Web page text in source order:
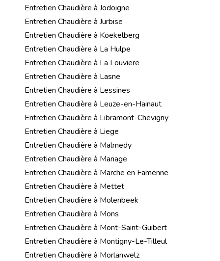
Entretien Chaudière à Jodoigne
Entretien Chaudière à Jurbise
Entretien Chaudière à Koekelberg
Entretien Chaudière à La Hulpe
Entretien Chaudière à La Louviere
Entretien Chaudière à Lasne
Entretien Chaudière à Lessines
Entretien Chaudière à Leuze-en-Hainaut
Entretien Chaudière à Libramont-Chevigny
Entretien Chaudière à Liege
Entretien Chaudière à Malmedy
Entretien Chaudière à Manage
Entretien Chaudière à Marche en Famenne
Entretien Chaudière à Mettet
Entretien Chaudière à Molenbeek
Entretien Chaudière à Mons
Entretien Chaudière à Mont-Saint-Guibert
Entretien Chaudière à Montigny-Le-Tilleul
Entretien Chaudière à Morlanwelz